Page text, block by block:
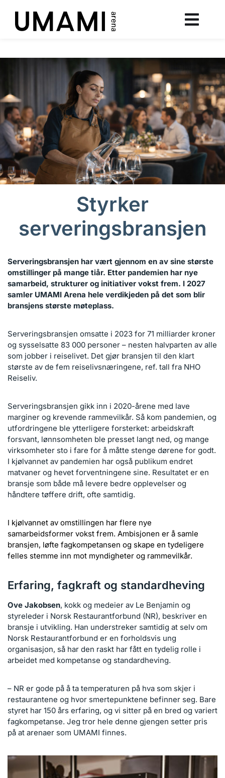
Styrker
serveringsbransjen
Serveringsbransjen har vært gjennom en av sine største
omstillinger på mange tiår. Etter pandemien har nye
samarbeid, strukturer og initiativer vokst frem. I 2027
samler UMAMI Arena hele verdikjeden på det som blir
bransjens største møteplass.
Serveringsbransjen omsatte i 2023 for 71 milliarder kroner
og sysselsatte 83 000 personer – nesten halvparten av alle
som jobber i reiselivet. Det gjør bransjen til den klart
største av de fem reiselivsnæringene, ref. tall fra NHO
Reiseliv.
Serveringsbransjen gikk inn i 2020-årene med lave
marginer og krevende rammevilkår. Så kom pandemien, og
utfordringene ble ytterligere forsterket: arbeidskraft
forsvant, lønnsomheten ble presset langt ned, og mange
virksomheter sto i fare for å måtte stenge dørene for godt.
I kjølvannet av pandemien har også publikum endret
matvaner og hevet forventningene sine. Resultatet er en
bransje som både må levere bedre opplevelser og
håndtere tøffere drift, ofte samtidig.
I kjølvannet av omstillingen har flere nye
samarbeidsformer vokst frem. Ambisjonen er å samle
bransjen, løfte fagkompetansen og skape en tydeligere
felles stemme inn mot myndigheter og rammevilkår.
Erfaring, fagkraft og standardheving
Ove Jakobsen, kokk og medeier av Le Benjamin og
styreleder i Norsk Restaurantforbund (NR), beskriver en
bransje i utvikling. Han understreker samtidig at selv om
Norsk Restaurantforbund er en forholdsvis ung
organisasjon, så har den raskt har fått en tydelig rolle i
arbeidet med kompetanse og standardheving.
– NR er gode på å ta temperaturen på hva som skjer i
restaurantene og hvor smertepunktene befinner seg. Bare
styret har 150 års erfaring, og vi sitter på en bred og variert
fagkompetanse. Jeg tror hele denne gjengen setter pris
på at arenaer som UMAMI finnes.